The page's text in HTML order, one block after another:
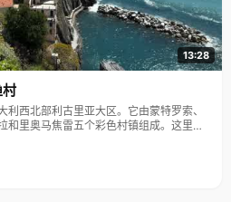
13:28
西北部利古里亚大区。它由蒙特罗索、
和里奥马焦雷五个彩色村镇组成。这里依
列为世界文化遗产。